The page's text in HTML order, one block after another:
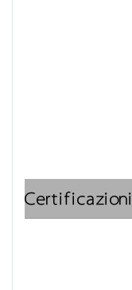
Certificazioni